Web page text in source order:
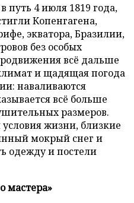
путь 4 июля 1819 года,
Копенгагена,
экватора, Бразилии,
без особых
всё дальше
и щадящая погода
наваливаются
всё больше
размеров.
жизни, близкие
мокрый снег и
одежду и постели
мастера»